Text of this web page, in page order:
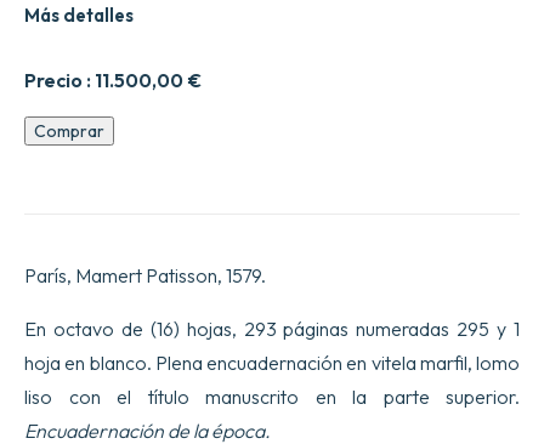
Precio : 11.500,00 €
Más detalles
Proyecto
del
del
Francés.
libro
al
lector,
estoy
Comprar
París, Mamert Patisson, 1579.
En octavo de (16) hojas, 293 páginas numeradas 295 y 1
hoja en blanco. Plena encuadernación en vitela marfil, lomo
liso con el título manuscrito en la parte superior.
Encuadernación de la época.